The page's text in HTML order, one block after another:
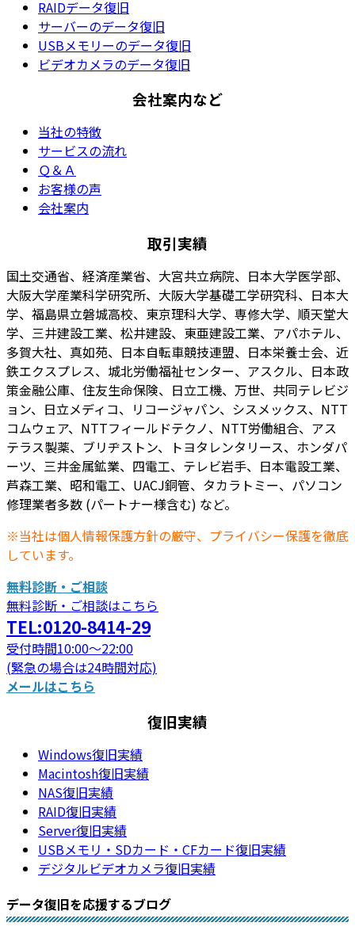
RAIDデータ復旧
サーバーのデータ復旧
USBメモリーのデータ復旧
ビデオカメラのデータ復旧
会社案内など
当社の特徴
サービスの流れ
Ｑ＆Ａ
お客様の声
会社案内
取引実績
国土交通省、経済産業省、大宮共立病院、日本大学医学部、
大阪大学産業科学研究所、大阪大学基礎工学研究科、日本大
学、福島県立磐城高校、東京理科大学、専修大学、順天堂大
学、三井建設工業、松井建設、東亜建設工業、アパホテル、
多賀大社、真如苑、日本自転車競技連盟、日本栄養士会、近
鉄エクスプレス、城北労働福祉センター、アスクル、日本政
策金融公庫、住友生命保険、日立工機、万世、共同テレビジ
ョン、日立メディコ、リコージャパン、シスメックス、NTT
コムウェア、NTTフィールドテクノ、NTT労働組合、アス
テラス製薬、ブリヂストン、トヨタレンタリース、ホンダパ
ーツ、三井金属鉱業、四電工、テレビ岩手、日本電設工業、
芦森工業、昭和電工、UACJ銅管、タカラトミー、パソコン
修理業者多数 (パートナー様含む) など。
※当社は個人情報保護方針の厳守、プライバシー保護を徹底
しています。
無料診断・ご相談
無料診断・ご相談はこちら
TEL:0120-8414-29
受付時間10:00～22:00
(緊急の場合は24時間対応)
メールはこちら
復旧実績
Windows復旧実績
Macintosh復旧実績
NAS復旧実績
RAID復旧実績
Server復旧実績
USBメモリ・SDカード・CFカード復旧実績
デジタルビデオカメラ復旧実績
データ復旧を応援するブログ